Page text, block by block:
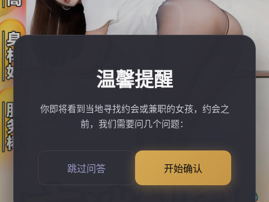
温馨提醒
你即将看到当地寻找约会或兼职的女孩，约会之
前，我们需要问几个问题：
跳过问答 开始确认